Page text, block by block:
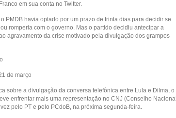
em sua conta no Twitter.
PMDB havia optado por um prazo de trinta dias para decidir se
romperia com o governo. Mas o partido decidiu antecipar a
agravamento da crise motivado pela divulgação dos grampos
de março
sobre a divulgação da conversa telefônica entre Lula e Dilma, o
enfrentar mais uma representação no CNJ (Conselho Nacional
pelo PT e pelo PCdoB, na próxima segunda-feira.